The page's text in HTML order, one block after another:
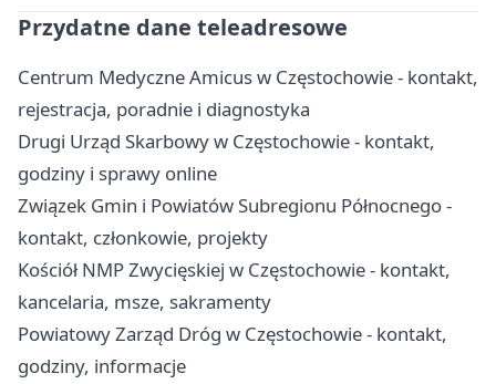
Przydatne dane teleadresowe
Centrum Medyczne Amicus w Częstochowie - kontakt,
rejestracja, poradnie i diagnostyka
Drugi Urząd Skarbowy w Częstochowie - kontakt,
godziny i sprawy online
Związek Gmin i Powiatów Subregionu Północnego -
kontakt, członkowie, projekty
Kościół NMP Zwycięskiej w Częstochowie - kontakt,
kancelaria, msze, sakramenty
Powiatowy Zarząd Dróg w Częstochowie - kontakt,
godziny, informacje